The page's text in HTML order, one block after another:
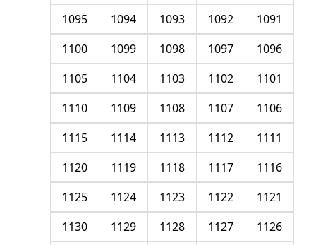
1091
1092
1093
1094
1095
1096
1097
1098
1099
1100
1101
1102
1103
1104
1105
1106
1107
1108
1109
1110
1111
1112
1113
1114
1115
1116
1117
1118
1119
1120
1121
1122
1123
1124
1125
1126
1127
1128
1129
1130